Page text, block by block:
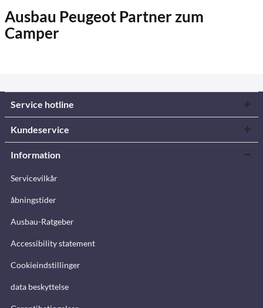
Ausbau Peugeot Partner zum
Camper
Service hotline
Kundeservice
Information
Servicevilkår
åbningstider
Ausbau-Ratgeber
Accessibility statement
Cookieindstillinger
data beskyttelse